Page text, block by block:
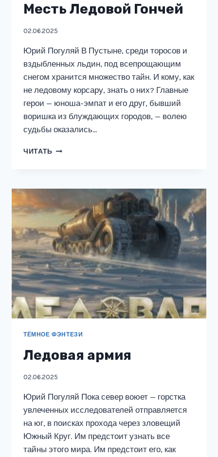
Месть Ледовой Гончей
02.06.2025
Юрий Погуляй В Пустыне, среди торосов и
вздыбленных льдин, под всепрощающим
снегом хранится множество тайн. И кому, как
не ледовому корсару, знать о них? Главные
герои — юноша-эмпат и его друг, бывший
воришка из блуждающих городов, — волею
судьбы оказались…
ЧИТАТЬ МЕСТЬ
ТЁМНОЕ ФЭНТЕЗИ
Ледовая армия
02.06.2025
Юрий Погуляй Пока север воюет — горстка
увлеченных исследователей отправляется
на юг, в поисках прохода через зловещий
Южный Круг. Им предстоит узнать все
тайны этого мира. Им предстоит его, как